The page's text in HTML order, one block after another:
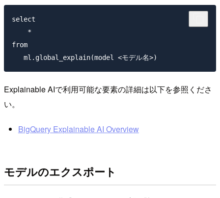
select
    *
from
Explainable AIで利用可能な要素の詳細は以下を参照くださ
い。
BigQuery Explainable AI Overview
モデルのエクスポート